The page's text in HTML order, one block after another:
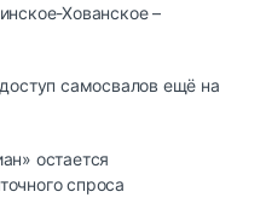
Хованское –
самосвалов ещё на
остается
спроса